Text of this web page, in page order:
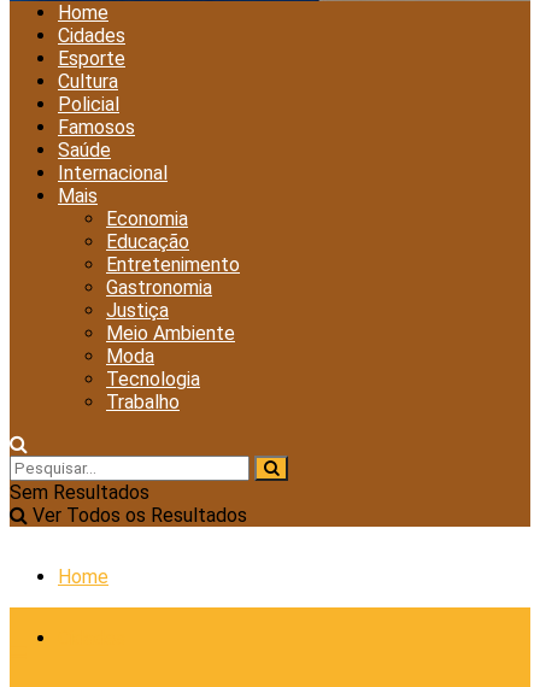
Home
Cidades
Esporte
Cultura
Policial
Famosos
Saúde
Internacional
Mais
Economia
Educação
Entretenimento
Gastronomia
Justiça
Meio Ambiente
Moda
Tecnologia
Trabalho
Sem Resultados
Ver Todos os Resultados
Home